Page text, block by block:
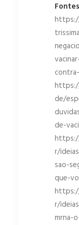
de/
de-
r/
sao-
que-
r/
mrna-